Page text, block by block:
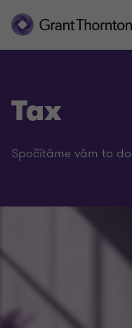
Tax
Spočítáme vám to